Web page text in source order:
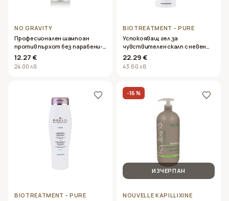
NO GRAVITY
Професионален шампоан
против пърхот без парабени-
Oyster Cutinol Stardust
Shampoo 250ml
12.27 €
24.00 лв.
BIOTREATMENT - PURE
Успокояващ гел за
чувствителен скалп с невен
&#8211; Brelil &#8211;
Biotreatment Pure Calming Gel
100ml
22.29 €
43.60 лв.
BIOTREATMENT - PURE
-16 %
ИЗЧЕРПАН
NOUVELLE KAPILLIXINE